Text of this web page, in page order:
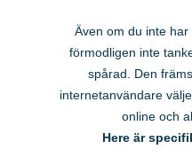
Även om du inte
förmodligen inte
spårad. Den
internetanvändare
online och
Here är